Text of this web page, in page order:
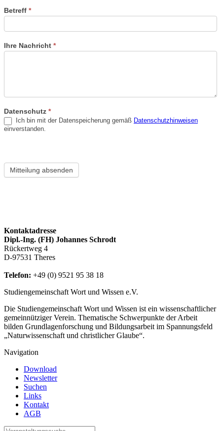
Betreff *
Ihre Nachricht *
Datenschutz *
Ich bin mit der Datenspeicherung gemäß Datenschutzhinweisen
einverstanden.
Mitteilung absenden
Kontaktadresse
Dipl.-Ing. (FH) Johannes Schrodt
Rückertweg 4
D-97531 Theres
Telefon: +49 (0) 9521 95 38 18
Studiengemeinschaft Wort und Wissen e.V.
Die Studiengemeinschaft Wort und Wissen ist ein wissenschaftlicher
gemeinnütziger Verein. Thematische Schwerpunkte der Arbeit
bilden Grundlagenforschung und Bildungsarbeit im Spannungsfeld
„Naturwissenschaft und christlicher Glaube“.
Navigation
Download
Newsletter
Suchen
Links
Kontakt
AGB